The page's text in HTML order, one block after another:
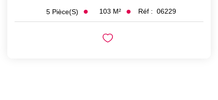
5 Pièce(s) 103 M² Réf : 06229